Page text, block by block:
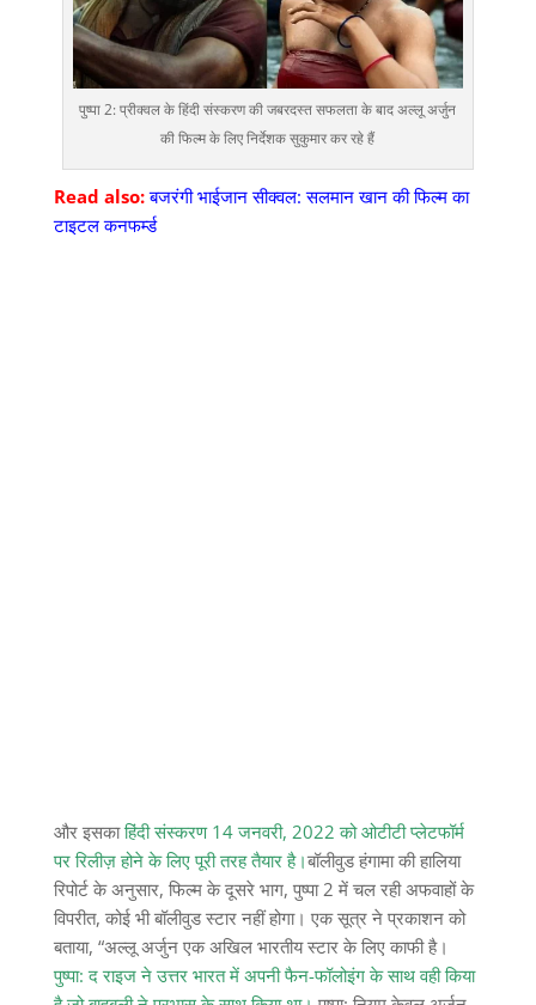
पुष्पा 2: प्रीक्वल के हिंदी संस्करण की जबरदस्त सफलता के बाद अल्लू अर्जुन
की फिल्म के लिए निर्देशक सुकुमार कर रहे हैं
Read also: बजरंगी भाईजान सीक्वल: सलमान खान की फिल्म का
टाइटल कनफर्म्ड
और इसकाहिंदी संस्करण 14 जनवरी, 2022 को ओटीटी प्लेटफॉर्म
पर रिलीज़ होने के लिए पूरी तरह तैयार है।बॉलीवुड हंगामा की हालिया
रिपोर्ट के अनुसार, फिल्म के दूसरे भाग, पुष्पा 2 में चल रही अफवाहों के
विपरीत, कोई भी बॉलीवुड स्टार नहीं होगा। एक सूत्र ने प्रकाशन को
बताया, “अल्लू अर्जुन एक अखिल भारतीय स्टार के लिए काफी है।
पुष्पा: द राइज ने उत्तर भारत में अपनी फैन-फॉलोइंग के साथ वही किया